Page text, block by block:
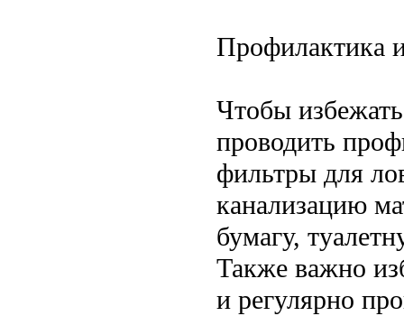
Профилактика
Чтобы
проводить
фильтры для
канализацию
бумагу,
Также важно
и регулярно